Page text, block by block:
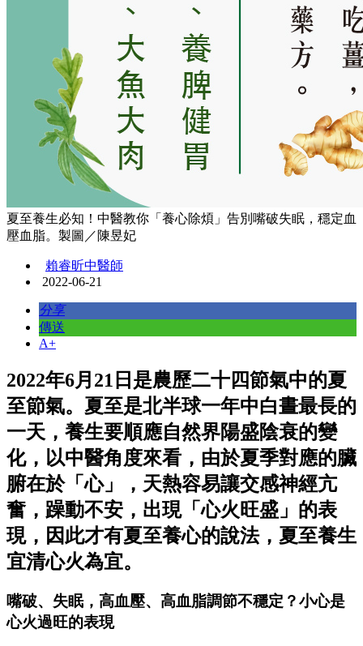
夏至養生必知！中醫教你「養心除煩」告別嘴破失眠，穩定血
壓血脂。製圖／陳昱妃
賴睿昕中醫師
2022-06-21
分享
傳送
A+
2022年6月21日是農歷二十四節氣中的夏
至節氣。夏至是北半球一年中白晝最長的
一天，養生要順應自然界陽盛陰衰的變
化，以中醫角度來看，由於夏季對應的臟
腑在於「心」，天熱容易讓交感神經亢
奮，躁動不安，出現「心火旺盛」的表
現，因此才有夏至養心的說法，夏至養生
宜清心火為宜。
嘴破、失眠，高血壓、高血脂調節不穩定？小心是
心火過旺的表現